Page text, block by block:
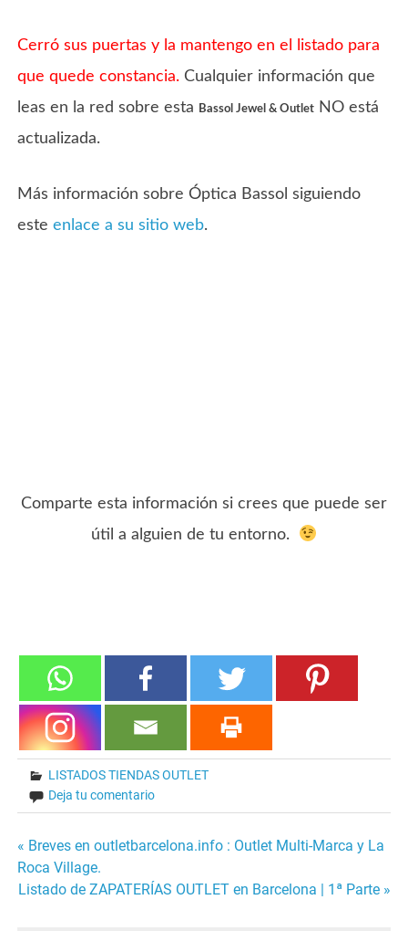
Cerró sus puertas y la mantengo en el listado para
que quede constancia. Cualquier información que
leas en la red sobre esta
Bassol Jewel & Outlet
NO está
actualizada.
Más información sobre Óptica Bassol siguiendo
esteenlace a su sitio web.
Comparte esta información si crees que puede ser
útil a alguien de tu entorno.
LISTADOS TIENDAS OUTLET
Deja tu comentario
Navegación
« Breves en outletbarcelona.info : Outlet Multi-Marca y La
Roca Village.
Listado de ZAPATERÍAS OUTLET en Barcelona | 1ª Parte »